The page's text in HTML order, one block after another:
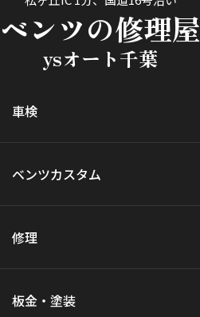
ベンツの修理屋
ysオート千葉
車検
ベンツカスタム
修理
板金・塗装